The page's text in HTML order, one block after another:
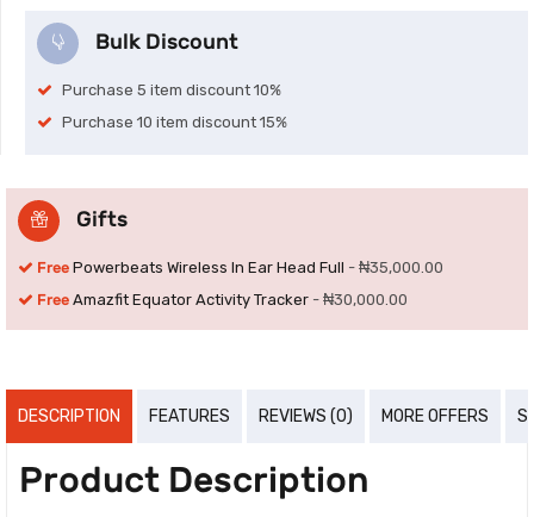
Bulk Discount
Purchase 5 item discount 10%
Purchase 10 item discount 15%
Gifts
Free Powerbeats Wireless In Ear Head Full - ₦35,000.00
Free Amazfit Equator Activity Tracker - ₦30,000.00
DESCRIPTION FEATURES REVIEWS (0) MORE OFFERS
Product Description